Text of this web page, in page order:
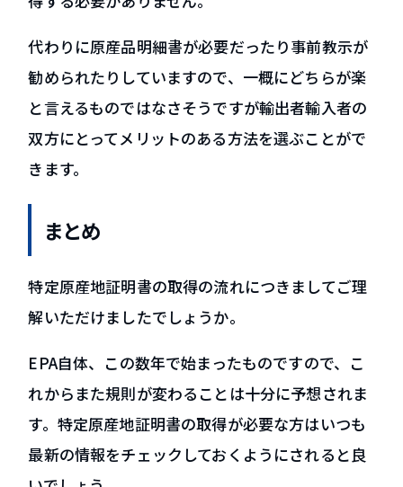
代わりに原産品明細書が必要だったり事前教示が
勧められたりしていますので、一概にどちらが楽
と言えるものではなさそうですが輸出者輸入者の
双方にとってメリットのある方法を選ぶことがで
きます。
まとめ
特定原産地証明書の取得の流れにつきましてご理
解いただけましたでしょうか。
EPA自体、この数年で始まったものですので、こ
れからまた規則が変わることは十分に予想されま
す。特定原産地証明書の取得が必要な方はいつも
最新の情報をチェックしておくようにされると良